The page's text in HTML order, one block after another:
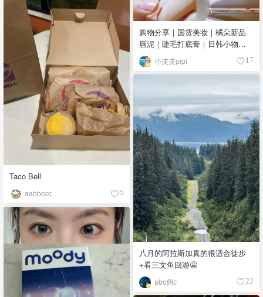
购物分享｜国货美妆｜橘朵新品
唇泥｜睫毛打底膏｜日韩小物｜
眼线笔｜美甲DIY💅
小皮皮pipi 17
Taco Bell
aabbccc 5
八月的阿拉斯加真的很适合徒步
+看三文鱼回游😬
abc個c 22